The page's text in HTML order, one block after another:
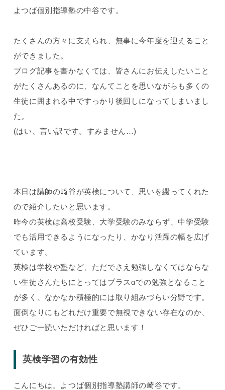
よつば個別指導塾の中谷です。
たくさんの方々に支えられ、無事に今年度を迎えること
ができました。
ブログ記事を書かなくては、皆さんにお伝えしたいこと
がたくさんあるのに、なんてことを思いながらも多くの
生徒に囲まれる中ですっかり後回しになってしまいまし
た。
(はい、言い訳です。すみません…)
本日は講師の﨑谷が英検について、思いを綴ってくれた
ので紹介したいと思います。
昨今の英検は高校受験、大学受験のみならず、中学受験
でも活用できるようになったり、かなり活躍の幅を広げ
ています。
英検は学校や塾など、ただでさえ勉強しなくてはならな
い生徒さんたちにとってはプラスαでの勉強となること
が多く、なかなか積極的には取り組みづらい分野です。
面倒なりにもどれだけ重要で無視できない存在なのか、
ぜひご一読いただければと思います！
英検学習の有効性
こんにちは。よつば個別指導塾講師の崎谷です。